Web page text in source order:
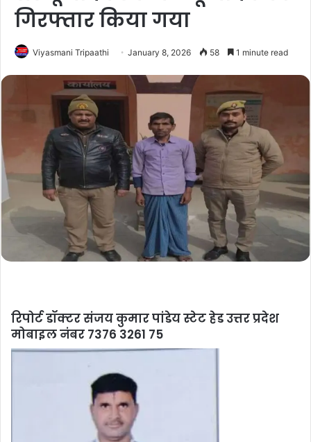
गिरफ्तार किया गया
Viyasmani Tripaathi January 8, 2026 58 1 minute read
रिपोर्ट डॉक्टर संजय कुमार पांडेय स्टेट हेड उत्तर प्रदेश
मोबाइल नंबर 7376 3261 75